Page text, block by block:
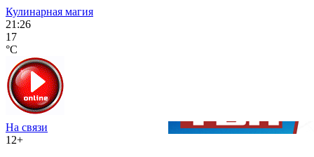
Кулинарная магия
21:26
17
°C
На связи
12+